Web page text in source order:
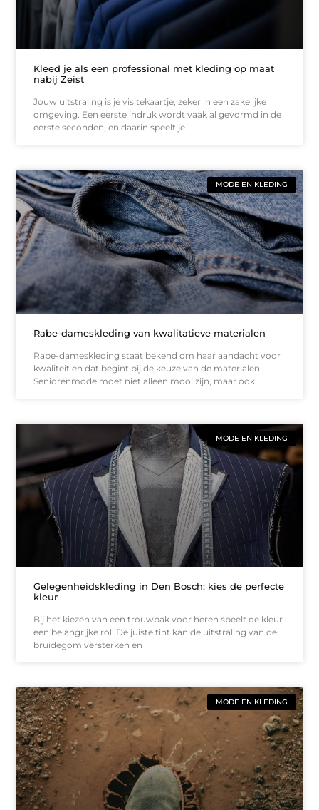
Kleed je als een professional met kleding op maat
nabij Zeist
Jouw uitstraling is je visitekaartje, zeker in een zakelijke
omgeving. Een eerste indruk wordt vaak al gevormd in de
eerste seconden, en daarin speelt je
MODE EN KLEDING
Rabe-dameskleding van kwalitatieve materialen
Rabe-dameskleding staat bekend om haar aandacht voor
kwaliteit en dat begint bij de keuze van de materialen.
Seniorenmode moet niet alleen mooi zijn, maar ook
MODE EN KLEDING
Gelegenheidskleding in Den Bosch: kies de perfecte
kleur
Bij het kiezen van een trouwpak voor heren speelt de kleur
een belangrijke rol. De juiste tint kan de uitstraling van de
bruidegom versterken en
MODE EN KLEDING